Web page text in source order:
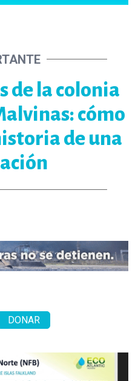
de la colonia
cómo
de una
DONAR